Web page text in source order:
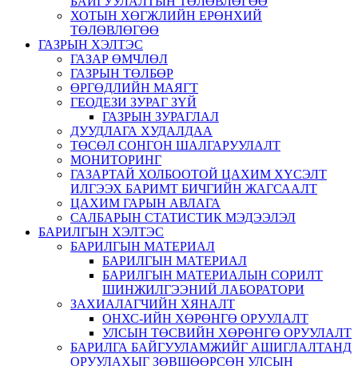
ХОТЫН ХӨГЖЛИЙН ЕРӨНХИЙ
ТӨЛӨВЛӨГӨӨ
ГАЗРЫН ХЭЛТЭС
ГАЗАР ӨМЧЛӨЛ
ГАЗРЫН ТӨЛБӨР
ӨРГӨДЛИЙН МАЯГТ
ГЕОДЕЗИ ЗУРАГ ЗҮЙ
ГАЗРЫН ЗУРАГЛАЛ
ДУУДЛАГА ХУДАЛДАА
ТӨСӨЛ СОНГОН ШАЛГАРУУЛАЛТ
МОНИТОРИНГ
ГАЗАРТАЙ ХОЛБООТОЙ ЦАХИМ ХҮСЭЛТ
ИЛГЭЭХ БАРИМТ БИЧГИЙН ЖАГСААЛТ
ЦАХИМ ГАРЫН АВЛАГА
САЛБАРЫН СТАТИСТИК МЭДЭЭЛЭЛ
БАРИЛГЫН ХЭЛТЭС
БАРИЛГЫН МАТЕРИАЛ
БАРИЛГЫН МАТЕРИАЛ
БАРИЛГЫН МАТЕРИАЛЫН СОРИЛТ
ШИНЖИЛГЭЭНИЙ ЛАБОРАТОРИ
ЗАХИАЛАГЧИЙН ХЯНАЛТ
ОНХС-ИЙН ХӨРӨНГӨ ОРУУЛАЛТ
УЛСЫН ТӨСВИЙН ХӨРӨНГӨ ОРУУЛАЛТ
БАРИЛГА БАЙГУУЛАМЖИЙГ АШИГЛАЛТАНД
ОРУУЛАХЫГ ЗӨВШӨӨРСӨН УЛСЫН